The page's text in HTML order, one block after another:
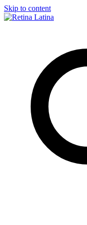
Skip to content